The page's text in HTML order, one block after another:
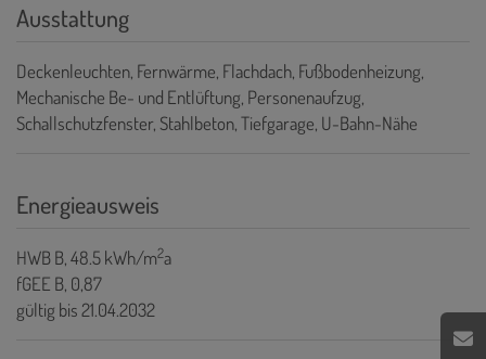
Ausstattung
Deckenleuchten Fernwärme Flachdach Fußbodenheizung
Mechanische Be- und Entlüftung Personenaufzug
Schallschutzfenster Stahlbeton Tiefgarage U-Bahn-Nähe
Energieausweis
HWBB, 48.5 kWh/m2a
fGEE B, 0,87
gültig bis21.04.2032